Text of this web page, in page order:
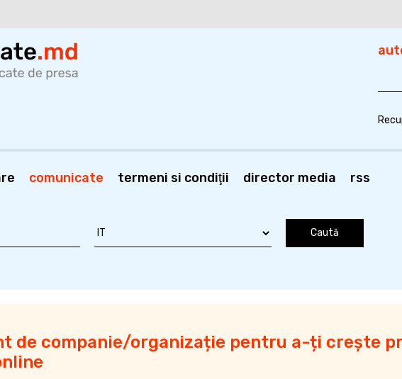
comunicate termeni si condiţii director media rss
de companie/organizație pentru a-ți crește